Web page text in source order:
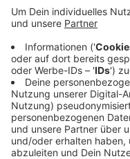
Fahrbahn
verletzt aus dem
geklettert und
und 17 Jahre alt.
Hubschraubers und
gefahren ist und
sind, ist noch unklar.